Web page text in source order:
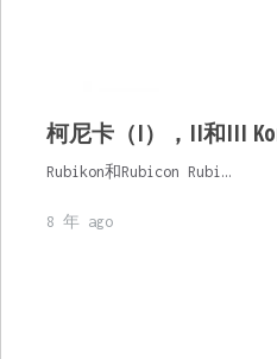
柯尼卡（I），II和III
Rubikon和Rubicon Rubi…
8 年 ago